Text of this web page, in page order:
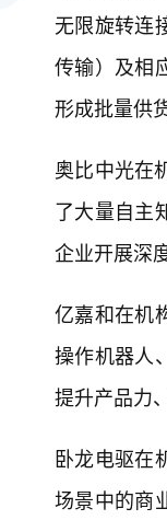
无限旋转连
传输）及相
形成批量供
奥比中光在
了大量自主
企业开展深
亿嘉和在机
操作机器人
提升产品力
卧龙电驱在
场景中的商